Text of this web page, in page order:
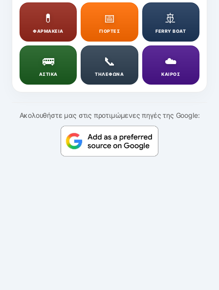
💊
ΦΑΡΜΑΚΕΙΑ
📅
ΓΙΟΡΤΕΣ
🚢
FERRY BOAT
🚌
ΑΣΤΙΚΑ
📞
ΤΗΛΕΦΩΝΑ
☁️
ΚΑΙΡΟΣ
Ακολουθήστε μας στις προτιμώμενες πηγές της Google: